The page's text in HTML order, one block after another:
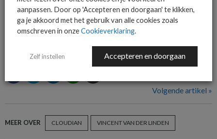
Lees het artikel hier in PDF
Volgende artikel »
MEER OVER CLOUDIAN VINCENT VAN DER LINDEN
aanpassen. Door op 'Accepteren en doorgaan' te klikken,
ga je akkoord met het gebruik van alle cookies zoals
omschreven in onzeCookieverklaring.
Zelf instellen Accepteren en doorgaan